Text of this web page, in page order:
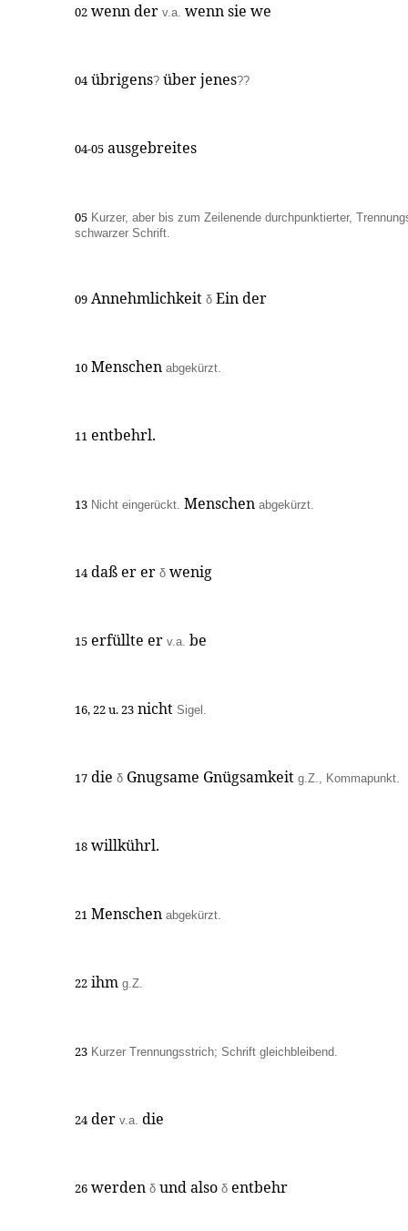
02 wenn der v.a. wenn sie we
04 übrigens? über jenes??
04-05 ausgebreites
05 Kurzer, aber bis zum Zeilenende durchpunktierter,
schwarzer Schrift.
09 Annehmlichkeit δ Ein der
10 Menschen abgekürzt.
11 entbehrl.
13 Nicht eingerückt. Menschen abgekürzt.
14 daß er er δ wenig
15 erfüllte er v.a. be
16, 22 u. 23 nicht Sigel.
17 die δ Gnugsame Gnügsamkeit g.Z., Kommapunkt.
18 willkührl.
21 Menschen abgekürzt.
22 ihm g.Z.
23 Kurzer Trennungsstrich; Schrift gleichbleibend.
24 der v.a. die
26 werden δ und also δ entbehr